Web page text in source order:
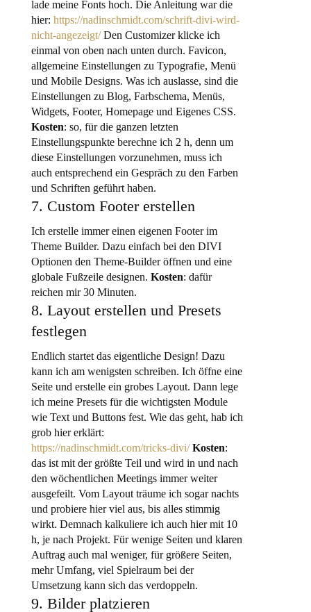
lade meine Fonts hoch. Die Anleitung war die
hier: https://nadinschmidt.com/schrift-divi-wird-
nicht-angezeigt/Den Customizer klicke ich
einmal von oben nach unten durch. Favicon,
allgemeine Einstellungen zu Typografie, Menü
und Mobile Designs. Was ich auslasse, sind die
Einstellungen zu Blog, Farbschema, Menüs,
Widgets, Footer, Homepage und Eigenes CSS.
Kosten: so, für die ganzen letzten
Einstellungspunkte berechne ich 2 h, denn um
diese Einstellungen vorzunehmen, muss ich
auch entsprechend ein Gespräch zu den Farben
und Schriften geführt haben.
7. Custom Footer erstellen
Ich erstelle immer einen eigenen Footer im
Theme Builder. Dazu einfach bei den DIVI
Optionen den Theme-Builder öffnen und eine
globale Fußzeile designen. Kosten: dafür
reichen mir 30 Minuten.
8. Layout erstellen und Presets
festlegen
Endlich startet das eigentliche Design! Dazu
kann ich am wenigsten schreiben. Ich öffne eine
Seite und erstelle ein grobes Layout. Dann lege
ich meine Presets für die wichtigsten Module
wie Text und Buttons fest. Wie das geht, hab ich
grob hier erklärt:
https://nadinschmidt.com/tricks-divi/ Kosten:
das ist mit der größte Teil und wird in und nach
den wöchentlichen Meetings immer weiter
ausgefeilt. Vom Layout träume ich sogar nachts
und probiere hier viel aus, bis alles stimmig
wirkt. Demnach kalkuliere ich auch hier mit 10
h, je nach Projekt. Für wenige Seiten und klaren
Auftrag auch mal weniger, für größere Seiten,
mehr Umfang, viel Spielraum bei der
Umsetzung kann sich das verdoppeln.
9. Bilder platzieren